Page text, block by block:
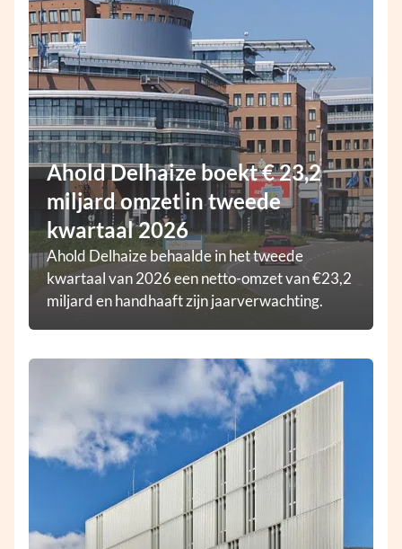
Ahold Delhaize boekt € 23,2
miljard omzet in tweede
kwartaal 2026
Ahold Delhaize behaalde in het tweede
kwartaal van 2026 een netto-omzet van €23,2
miljard en handhaaft zijn jaarverwachting.